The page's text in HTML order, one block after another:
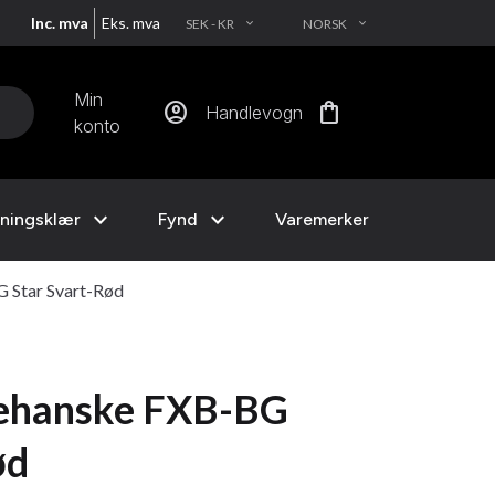
Inc. mva Eks. mva SEK - KR EXPAND_MORE NORSK EXPAND_MORE
Min
konto
account_circle Handlevogn shopping_bag
expand_more Fynd expand_more Varemerker
Star Svart-Rød
FXB-BG